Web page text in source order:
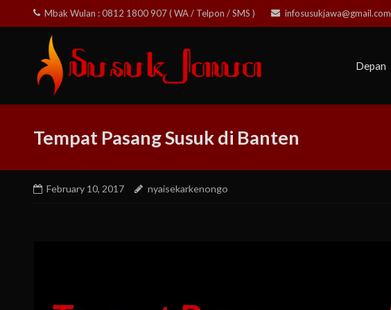
to
Mbak Wulan : 0812 1800 907 ( WA / Telpon / SMS ) infosusukjawa@gmail.com
Depan
Tempat Pasang Susuk di Banten
February 10, 2017 nyaisekarkenongo